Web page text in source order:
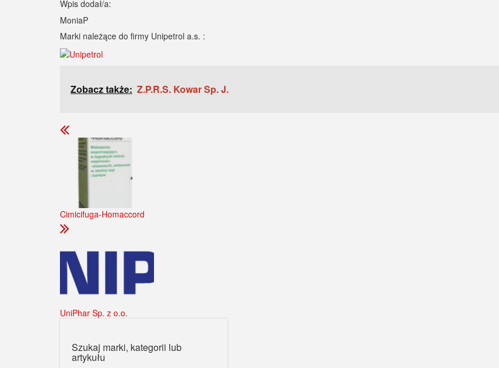
Wpis dodał/a:
MoniaP
Marki należące do firmy Unipetrol a.s. :
Zobacz także: Z.P.R.S. Kowar Sp. J.
Cimicifuga-Homaccord
UniPhar Sp. z o.o.
Szukaj marki, kategorii lub
artykułu